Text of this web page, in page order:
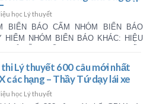
A1, A2, B1, B2, C, D, E, F
Tài liệu học Lý thuyết
Liet Moto A1 Du Co Hinh 50
A2 đủ có hình 50 Cau Hoi Liet
Hinh 60 câu h [...]